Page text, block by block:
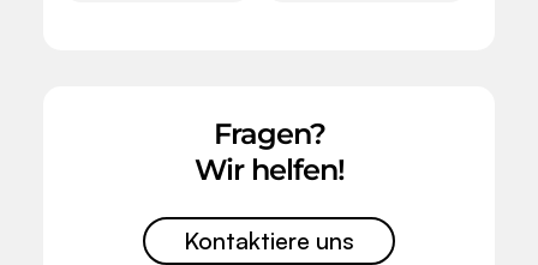
Fragen?
Wir helfen!
Kontaktiere uns